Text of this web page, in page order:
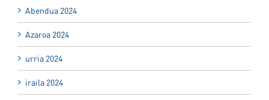
Abendua 2024
Azaroa 2024
urria 2024
iraila 2024